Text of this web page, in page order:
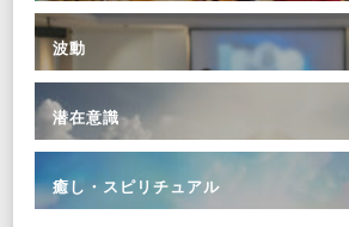
波動
潜在意識
癒し・スピリチュアル